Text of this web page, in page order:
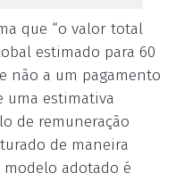
que “o valor total
estimado para 60
não a um pagamento
uma estimativa
de remuneração
de maneira
adotado é